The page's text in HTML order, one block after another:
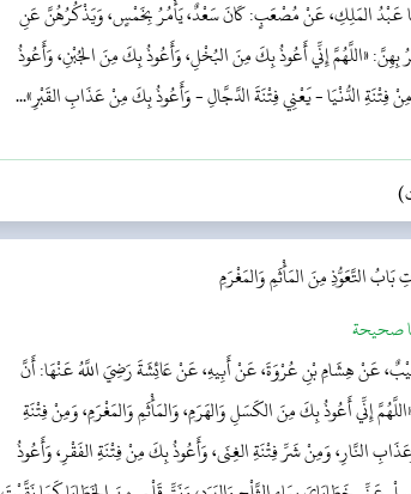
عَبْدُ المَلِكِ، عَنْ مُصْعَبٍ: كَانَ سَعْدٌ، يَأْمُرُ بِخَمْسٍ، وَيَذْكُرُهُنَّ عَنِ
بِهِنَّ: «اللَّهُمَّ إِنِّي أَعُوذُ بِكَ مِنَ البُخْلِ، وَأَعُوذُ بِكَ مِنَ الجُبْنِ، وَأَعُوذُ
فِتْنَةِ الدُّنْيَا - يَعْنِي فِتْنَةَ الدَّجَّالِ - وَأَعُوذُ بِكَ مِنْ عَذَابِ القَبْرِ»...
بَابُ التَّعَوُّذِ مِنَ المَأْثَمِ وَالمَغْرَمِ
صحيحة
عَنْ هِشَامِ بْنِ عُرْوَةَ، عَنْ أَبِيهِ، عَنْ عَائِشَةَ رَضِيَ اللَّهُ عَنْهَا: أَنَّ
إِنِّي أَعُوذُ بِكَ مِنَ الكَسَلِ وَالهَرَمِ، وَالمَأْثَمِ وَالمَغْرَمِ، وَمِنْ فِتْنَةِ
النَّارِ، وَمِنْ شَرِّ فِتْنَةِ الغِنَى، وَأَعُوذُ بِكَ مِنْ فِتْنَةِ الفَقْرِ، وَأَعُوذُ